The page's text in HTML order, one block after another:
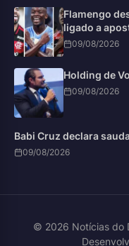
Flamengo
ligado a
09/08/2026
Holding de
09/08/2026
Babi Cruz declara
09/08/2026
© 2026 Notícias do